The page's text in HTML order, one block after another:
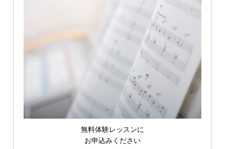
無料体験レッスンに
お申込みください